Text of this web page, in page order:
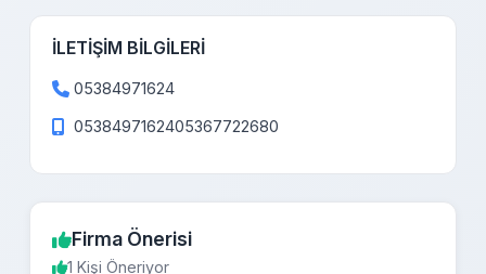
İLETİŞİM BİLGİLERİ
05384971624
0538497162405367722680
Firma Önerisi
1 Kişi Öneriyor